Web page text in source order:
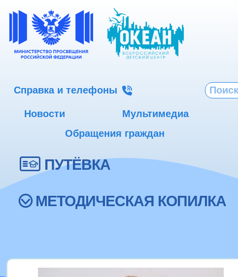
Справка и телефоны
Новости Мультимедиа
Обращения граждан
ПУТЁВКА
МЕТОДИЧЕСКАЯ КОПИЛКА